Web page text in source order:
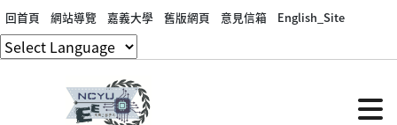
回首頁 網站導覽 嘉義大學 舊版網頁 意見信箱 English_Site